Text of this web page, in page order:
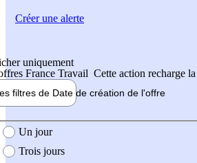
uniquement
France Travail Cette action recharge
filtres de Date de création de l'offre
création de l'offre
Un jour
Trois jours
Créer une alerte